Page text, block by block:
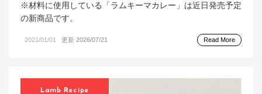
※材料に使用している「ラムキーマカレー」は近日発売予定
の新商品です。
2021/01/01 更新 2026/07/21 Read More
Lamb Recipe